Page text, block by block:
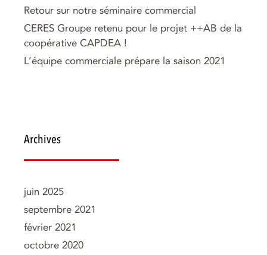
Retour sur notre séminaire commercial
CERES Groupe retenu pour le projet ++AB de la
coopérative CAPDEA !
L’équipe commerciale prépare la saison 2021
Archives
juin 2025
septembre 2021
février 2021
octobre 2020